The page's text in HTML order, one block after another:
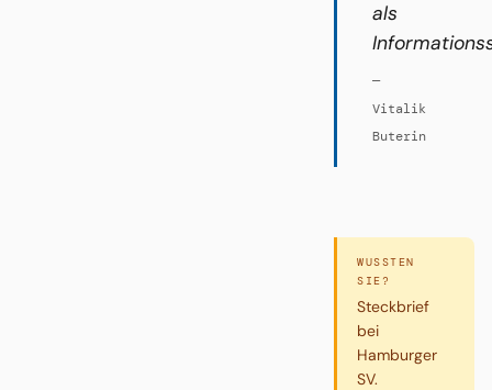
als
—
Vitalik
Buterin
WUSSTEN
SIE?
Steckbrief
bei
Hamburger
SV.